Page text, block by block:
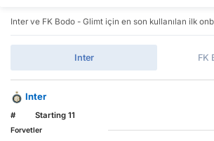
Inter ve FK Bodo - Glimt için en son kullanılan ilk
Inter FK
Inter
# Starting 11
Forvetler